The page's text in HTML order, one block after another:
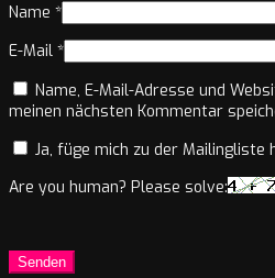
Name *
E-Mail *
Name, E-Mail-Adresse und
meinen nächsten Kommentar
Ja, füge mich zu der Mailingliste
Are you human? Please solve: